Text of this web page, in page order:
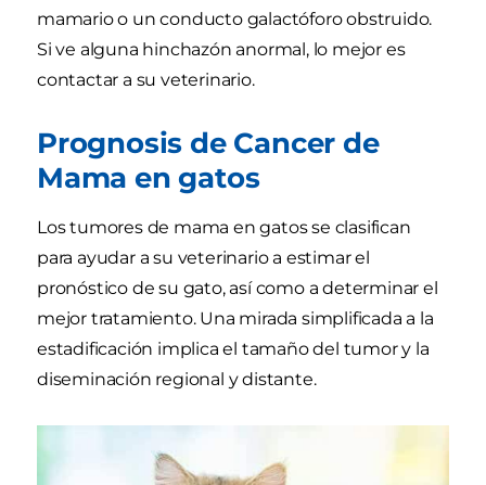
mamario o un conducto galactóforo obstruido.
Si ve alguna hinchazón anormal, lo mejor es
contactar a su veterinario.
Prognosis de Cancer de
Mama en gatos
Los tumores de mama en gatos se clasifican
para ayudar a su veterinario a estimar el
pronóstico de su gato, así como a determinar el
mejor tratamiento. Una mirada simplificada a la
estadificación implica el tamaño del tumor y la
diseminación regional y distante.